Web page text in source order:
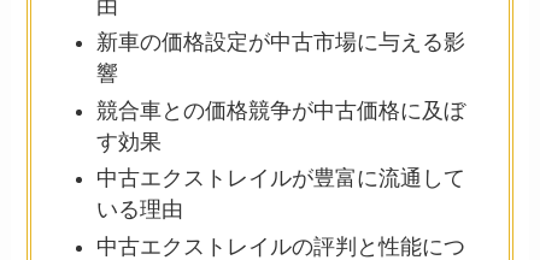
由
新車の価格設定が中古市場に与える影
響
競合車との価格競争が中古価格に及ぼ
す効果
中古エクストレイルが豊富に流通して
いる理由
中古エクストレイルの評判と性能につ